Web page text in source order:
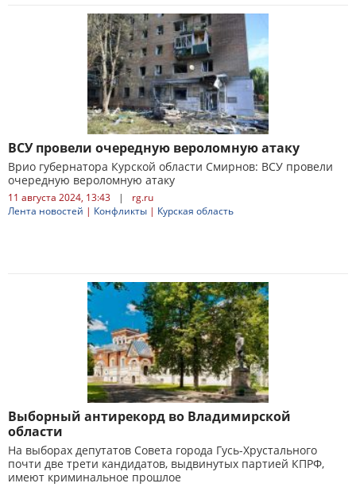
ВСУ провели очередную вероломную атаку
Врио губернатора Курской области Смирнов: ВСУ провели
очередную вероломную атаку
11 августа 2024, 13:43 |
rg.ru
Лента новостей | Конфликты | Курская область
Выборный антирекорд во Владимирской
области
На выборах депутатов Совета города Гусь-Хрустального
почти две трети кандидатов, выдвинутых партией КПРФ,
имеют криминальное прошлое